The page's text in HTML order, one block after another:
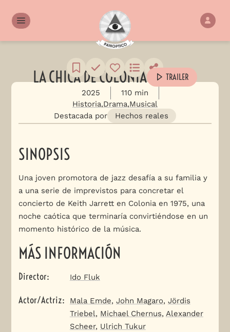
LA CHICA DE COLONIA TRAILER
2025
110 min
Historia Drama Musical
Destacada por
Hechos reales
SINOPSIS
Una joven promotora de jazz desafía a su familia y
a una serie de imprevistos para concretar el
concierto de Keith Jarrett en Colonia en 1975, una
noche caótica que terminaría convirtiéndose en un
momento histórico de la música.
MÁS INFORMACIÓN
Director: Ido Fluk
Actor/Actriz: Mala Emde, John Magaro, Jördis
Triebel, Michael Chernus, Alexander
Scheer, Ulrich Tukur